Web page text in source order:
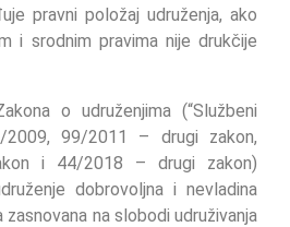
pravni položaj udruženja, ako
i srodnim pravima nije drukčije
o udruženjima (“Službeni
2009, 99/2011 – drugi zakon,
i 44/2018 – drugi zakon)
dobrovoljna i nevladina
na slobodi udruživanja